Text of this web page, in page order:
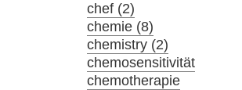
chef (2)
chemie (8)
chemistry (2)
chemosensitivität
chemotherapie